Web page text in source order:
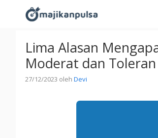
Lima Alasan
Moderat dan Toleran
27/12/2023 oleh Devi